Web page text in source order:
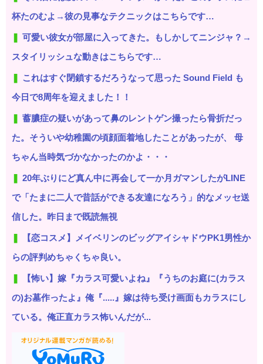
杯たのむよ→彼の見事なテクニックはこちらです…
可愛い彼女が部屋に入ってきた。もしかしてニンジャ？→
スタイリッシュな動きはこちらです…
これはすぐ閉鎖するだろうなって思った Sound Field も
今日で8周年を迎えました！！
蓄膿症の疑いがあって鼻のレントゲン撮ったら骨折だっ
た。そういや幼稚園の頃顔面着地したことがあったが、 母
ちゃん当時気づかなかったのかよ・・・
20年ぶりにど真ん中に再会して一か月ガマンしたがLINE
で「たまに二人で昔話ができる友達になろう」的なメッセ送
信した。昨日まで既読無視
【恋コスメ】メイベリンのビッグアイシャドウPK1男性か
らの評判めちゃくちゃ良い。
【怖い】嫁『カラス可愛いよね』『うちのお庭に(カラス
の)お墓作ったよ』俺『.....』嫁は待ち受け画面もカラスにし
ている。俺正直カラス怖いんだが...